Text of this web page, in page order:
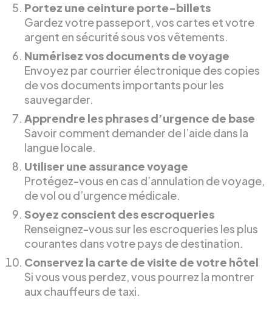
Portez une ceinture porte-billets
Gardez votre passeport, vos cartes et votre
argent en sécurité sous vos vêtements.
Numérisez vos documents de voyage
Envoyez par courrier électronique des copies
de vos documents importants pour les
sauvegarder.
Apprendre les phrases d’urgence de base
Savoir comment demander de l’aide dans la
langue locale.
Utiliser une assurance voyage
Protégez-vous en cas d’annulation de voyage,
de vol ou d’urgence médicale.
Soyez conscient des escroqueries
Renseignez-vous sur les escroqueries les plus
courantes dans votre pays de destination.
Conservez la carte de visite de votre hôtel
Si vous vous perdez, vous pourrez la montrer
aux chauffeurs de taxi.